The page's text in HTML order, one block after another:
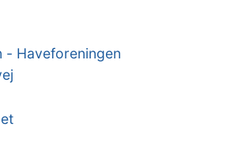
- Haveforeningen